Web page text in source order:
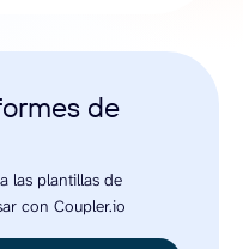
de
las plantillas de
con Coupler.io